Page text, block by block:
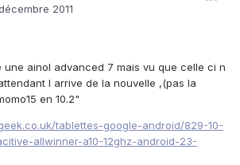
2011
ainol advanced 7 mais vu que celle ci n
l arrive de la nouvelle ,(pas la
en 10.2"
tablettes-google-android/829-10-
allwinner-a10-12ghz-android-23-